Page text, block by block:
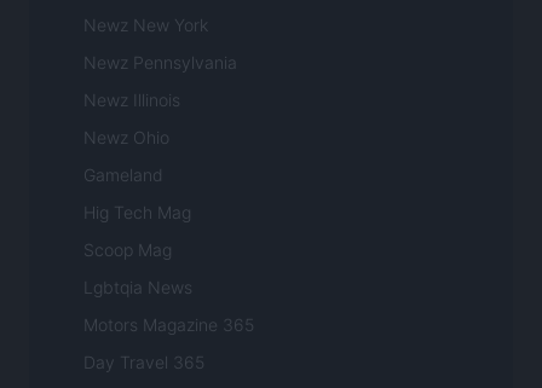
Newz New York
Newz Pennsylvania
Newz Illinois
Newz Ohio
Gameland
Hig Tech Mag
Scoop Mag
Lgbtqia News
Motors Magazine 365
Day Travel 365